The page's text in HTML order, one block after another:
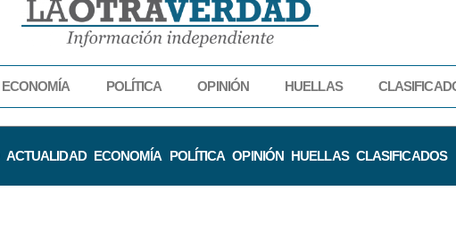
ECONOMÍA POLÍTICA OPINIÓN HUELLAS
ACTUALIDAD ECONOMÍA POLÍTICA OPINIÓN HUELLAS CLASIFICADOS